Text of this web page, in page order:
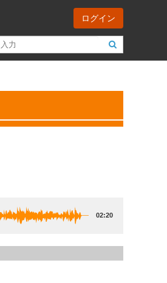
ログイン
02:20